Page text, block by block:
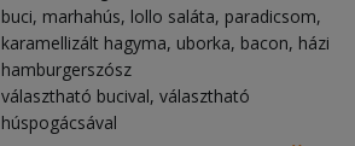
buci, marhahús, lollo saláta, paradicsom,
karamellizált hagyma, uborka, bacon, házi
hamburgerszósz
választható bucival, választható
húspogácsával